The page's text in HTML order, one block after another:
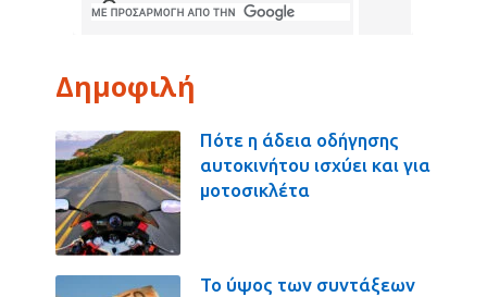
Δημοφιλή
Πότε η άδεια οδήγησης
αυτοκινήτου ισχύει και για
μοτοσικλέτα
Το ύψος των συντάξεων